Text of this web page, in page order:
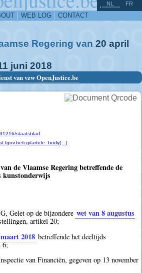
WEB LOG CONTACT
NL FR
Regering van 20 april
juni 2018
van vzw OpenJustice.be
staatsblad
cgi/article_body(...)
de Vlaamse Regering betreffende de
kunstonderwijs
Gelet op de bijzondere wet van 8 augustus
artikel 20;
2018 betreffende het deeltijds
6;
van Financiën, gegeven op 13 november
^